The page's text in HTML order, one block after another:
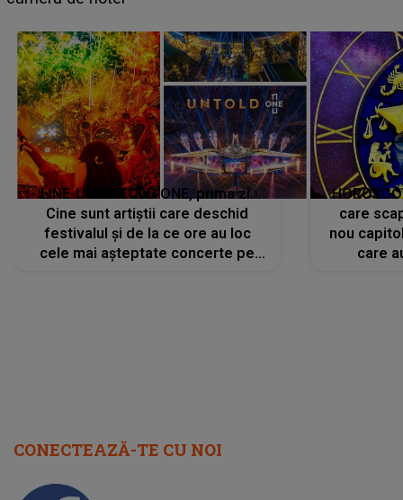
LINE-UP UNTOLD ONE, prima zi.
Cine sunt artiștii care deschid
festivalul și de la ce ore au loc
cele mai așteptate concerte pe
care
nou
care
CONECTEAZĂ-TE CU NOI